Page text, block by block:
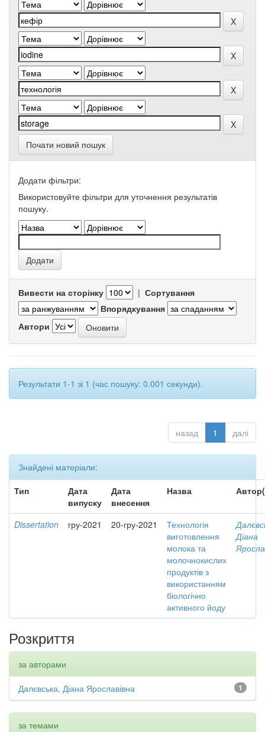
Почати новий пошук
Додати фільтри:
Використовуйте фільтри для уточнення результатів
пошуку.
Вивести на сторінку | Сортування
Впорядкування
Автори
Результати 1-1 зі 1 (час пошуку: 0.001 секунди).
назад 1 далі
Знайдені матеріали:
Тип
Дата
випуску
Дата
внесення
Назва
Dissertation гру-2021 20-гру-2021
Технологія
виготовлення
молока та
молочнокислих
продуктів з
використанням
біологічно
активного йоду
Діана
Розкриття
за авторами
1
Далєвська, Діана Ярославівна
за темами